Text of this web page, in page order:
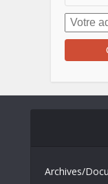
Archives/